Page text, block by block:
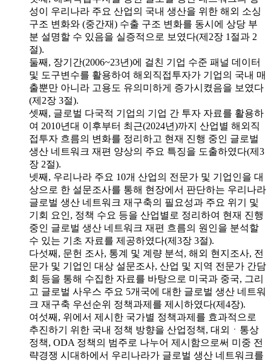
성이 우리나라 주요 산업의 국내 생산을 위한 해외 소싱
구조 변화와 (중간재) 수출 구조 변화를 동시에 상당 부
분 설명할 수 있음을 실증적으로 보였다(제2장 1절과 2
절).
둘째, 장기간(2006~23년)에 걸친 기업 수준 패널 데이터
및 도구변수를 활용하여 해외직접투자가 기업의 국내 매
출뿐만 아니라 고용도 유의미하게 증가시켰음을 보였다
(제2장 3절).
셋째, 글로벌 다국적 기업의 기업 간 투자 자료를 활용하
여 2010년대 이후부터 최근(2024년)까지 산업별 해외직
접투자 흐름의 변화를 정리하고 현재 진행 중인 글로벌
생산 네트워크 재편 양상의 주요 특징을 도출하였다(제3
장 2절).
넷째, 우리나라 주요 10개 산업의 전문가 및 기업인을 대
상으로 한 설문조사를 통해 현장에서 판단하는 우리나라
글로벌 생산 네트워크 재구축의 필요성과 주요 위기 및
기회 요인, 정책 수요 등을 산업별로 정리하여 현재 진행
중인 글로벌 생산 네트워크 재편 흐름의 원인을 분석할
수 있는 기초 자료를 제공하였다(제3장 3절).
다섯째, 문헌 조사, 통계 및 계량 분석, 해외 현지조사, 전
문가 및 기업인 대상 설문조사, 산업 및 지역 전문가 간담
회 등을 통해 수집한 자료를 바탕으로 미국과 중국, 그리
고 글로벌 사우스 주요 5개국에 대한 글로벌 생산 네트워
크 재구축 우선순위 정책과제를 제시하였다(제4장).
여섯째, 위에서 제시한 국가별 정책과제를 효과적으로
추진하기 위한 국내 정책 방향을 산업정책, 대외ㆍ통상
정책, ODA 정책의 범주로 나누어 제시함으로써 미중 전
략경쟁 시대하에서 우리나라가 글로벌 생산 네트워크를